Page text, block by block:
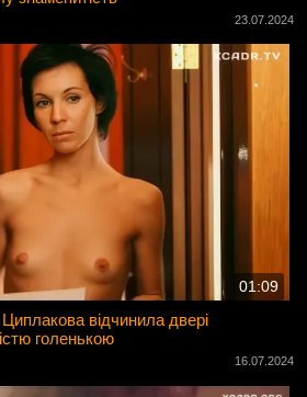
23.07.2024
01:09
відчинила двері
голенькою
16.07.2024